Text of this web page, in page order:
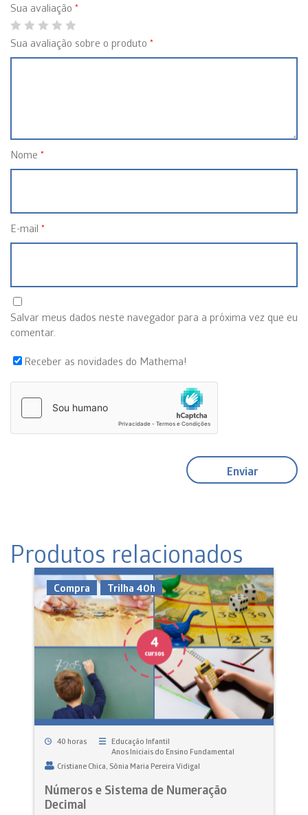
Sua avaliação *
Sua avaliação sobre o produto *
Nome *
E-mail *
Salvar meus dados neste navegador para a próxima vez que eu
comentar.
Receber as novidades do Mathema!
Produtos relacionados
Compra Trilha 40h
40 horas
Educação Infantil
Anos Iniciais do Ensino Fundamental
Cristiane Chica Sônia Maria Pereira Vidigal
Números e Sistema de Numeração
Decimal